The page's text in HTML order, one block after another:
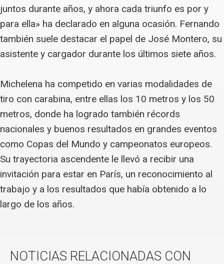
juntos durante años, y ahora cada triunfo es por y
para ella» ha declarado en alguna ocasión. Fernando
también suele destacar el papel de José Montero, su
asistente y cargador durante los últimos siete años.
Michelena ha competido en varias modalidades de
tiro con carabina, entre ellas los 10 metros y los 50
metros, donde ha logrado también récords
nacionales y buenos resultados en grandes eventos
como Copas del Mundo y campeonatos europeos.
Su trayectoria ascendente le llevó a recibir una
invitación para estar en París, un reconocimiento al
trabajo y a los resultados que había obtenido a lo
largo de los años.
NOTICIAS RELACIONADAS CON